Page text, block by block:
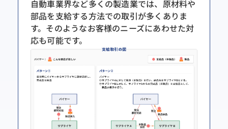
自動車業界など多くの製造業では、原材料や
部品を支給する方法での取引が多くありま
す。そのようなお客様のニーズにあわせた対
応も可能です。